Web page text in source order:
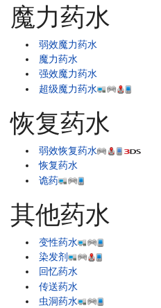
魔力药水
弱效魔力药水
魔力药水
强效魔力药水
超级魔力药水
恢复药水
弱效恢复药水
恢复药水
诡药
其他药水
变性药水
染发剂
回忆药水
传送药水
虫洞药水